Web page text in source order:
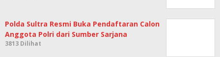
Polda Sultra Resmi Buka Pendaftaran Calon
Anggota Polri dari Sumber Sarjana
3813 Dilihat